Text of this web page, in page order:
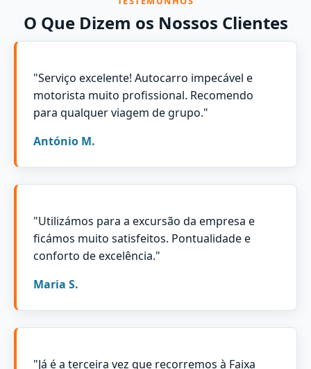
O Que Dizem os Nossos Clientes
"Serviço excelente! Autocarro impecável e
motorista muito profissional. Recomendo
para qualquer viagem de grupo."
António M.
"Utilizámos para a excursão da empresa e
ficámos muito satisfeitos. Pontualidade e
conforto de excelência."
Maria S.
"Já é a terceira vez que recorremos à Faixa